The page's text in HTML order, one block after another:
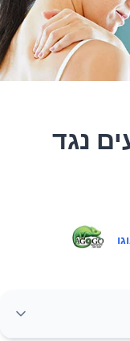
נגד